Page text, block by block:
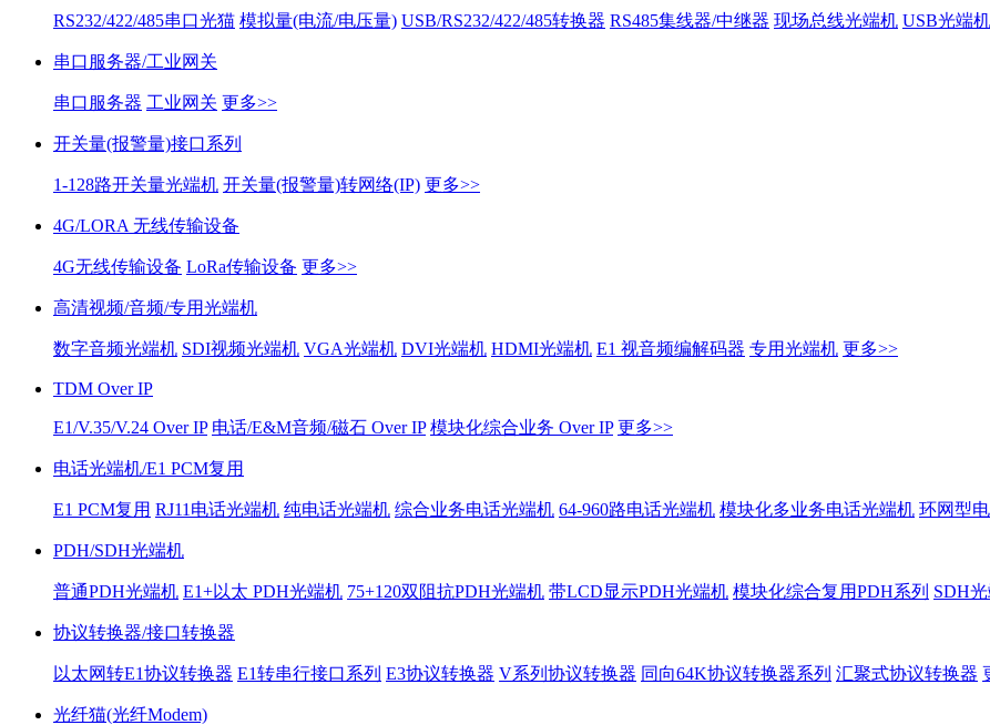
RS232/422/485串口光猫 模拟量(电流/电压量) USB/RS232/422/485转换器 RS485集线器/中继器 现场总线光端机 USB光端机
串口服务器/工业网关
串口服务器 工业网关 更多>>
开关量(报警量)接口系列
1-128路开关量光端机 开关量(报警量)转网络(IP) 更多>>
4G/LORA 无线传输设备
4G无线传输设备 LoRa传输设备 更多>>
高清视频/音频/专用光端机
数字音频光端机 SDI视频光端机 VGA光端机 DVI光端机 HDMI光端机 E1 视音频编解码器 专用光端机 更多>>
TDM Over IP
E1/V.35/V.24 Over IP 电话/E&M音频/磁石 Over IP 模块化综合业务 Over IP 更多>>
电话光端机/E1 PCM复用
E1 PCM复用 RJ11电话光端机 纯电话光端机 综合业务电话光端机 64-960路电话光端机 模块化多业务电话光端机 环网型
PDH/SDH光端机
普通PDH光端机 E1+以太 PDH光端机 75+120双阻抗PDH光端机 带LCD显示PDH光端机 模块化综合复用PDH系列 SDH
协议转换器/接口转换器
以太网转E1协议转换器 E1转串行接口系列 E3协议转换器 V系列协议转换器 同向64K协议转换器系列 汇聚式协议转换器
光纤猫(光纤Modem)